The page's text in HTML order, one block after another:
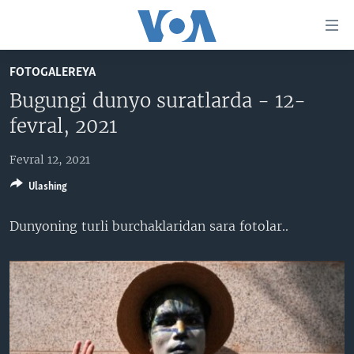
boring
Boshiga
Qidiruvga
o'ting
AMERIKA
MARKAZIY OSIYO
XALQARO
MULTIMEDIA
XALQARO HAYOT
VASHINGTON CHOYXONASI
MOBIL-SALOM!
FACEBOOK
YOUTUBE
INSTAGRAM
INGLIZ TILI DARSLARI
EDITORIAL
FOTOGALEREYA
Bugungi dunyo suratlarda - 12-
fevral, 2021
Fevral 12, 2021
Dunyoning turli burchaklaridan sara fotolar..
Ulashing